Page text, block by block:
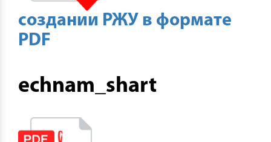
создании РЖУ в формате
PDF
echnam_shart